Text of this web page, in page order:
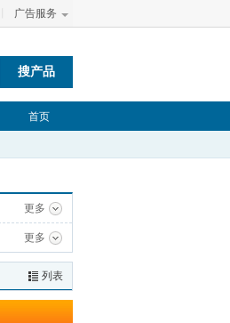
广告服务
搜产品
首页
更多
更多
列表